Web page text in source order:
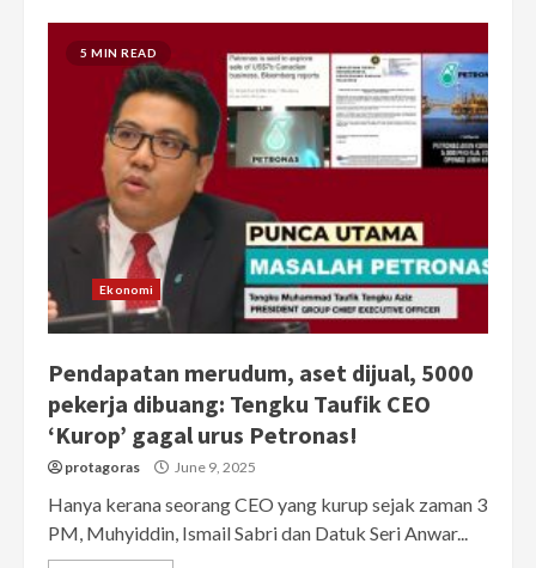
5 MIN READ
Ekonomi
Pendapatan merudum, aset dijual, 5000
pekerja dibuang: Tengku Taufik CEO
‘Kurop’ gagal urus Petronas!
protagoras June 9, 2025
Hanya kerana seorang CEO yang kurup sejak zaman 3
PM, Muhyiddin, Ismail Sabri dan Datuk Seri Anwar...